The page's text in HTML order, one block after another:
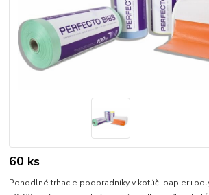
60 ks
Pohodlné trhacie podbradníky v kotúči